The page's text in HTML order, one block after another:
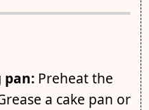
pan:Preheat the
a cake pan or